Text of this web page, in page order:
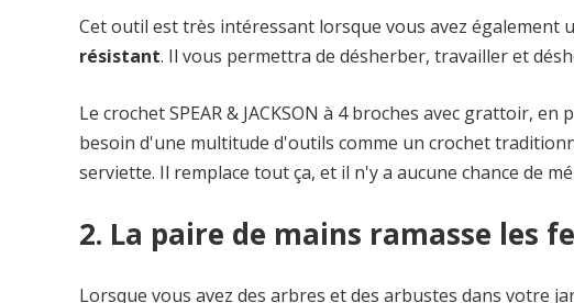
Cet outil est très intéressant lorsque vous avez également
résistant. Il vous permettra de désherber, travailler et
Le crochet SPEAR & JACKSON à 4 broches avec grattoir, en
besoin d'une multitude d'outils comme un crochet
serviette. Il remplace tout ça, et il n'y a aucune chance de
2. La paire de mains ramasse les
Lorsque vous avez des arbres et des arbustes dans votre